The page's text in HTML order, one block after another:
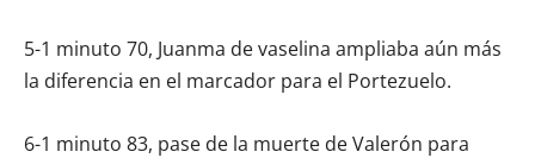
5-1 minuto 70, Juanma de vaselina ampliaba aún más
la diferencia en el marcador para el Portezuelo.
6-1 minuto 83, pase de la muerte de Valerón para